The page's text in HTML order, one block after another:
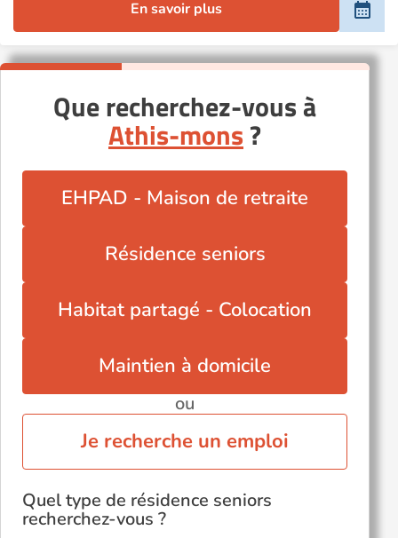
En savoir plus
Que recherchez-vous à
Athis-mons?
EHPAD - Maison de retraite
Résidence seniors
Habitat partagé - Colocation
Maintien à domicile
ou
Je recherche un emploi
Quel type de résidence seniors
recherchez-vous ?